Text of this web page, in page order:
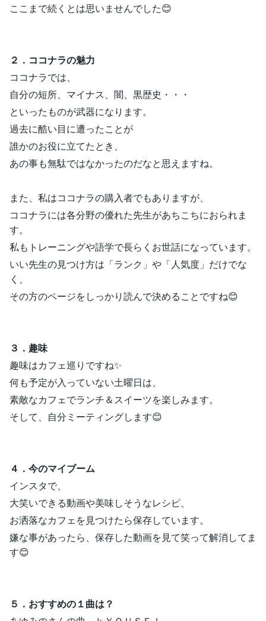
ここまで続くとは思いませんでした😊
２．ココナラの魅力
ココナラでは、
自分の短所、マイナス、闇、黒歴史・・・
といったものが武器になります。
過去に酷い目に遭ったことが
誰かのお役に立てたとき、
あの事も無駄ではなかったのだなと思えますね。
また、私はココナラの購入者でもありますが、
ココナラには各分野の優れた先生があちこちにおられま
す。
私もトレーニングや語学で長らくお世話になっています。
いい先生の見つけ方は「ランク」や「人気度」だけでな
く、
その方のページをしっかり読んで決めることですね😊
３．趣味
趣味はカフェ巡りですね✨
何も予定が入っていない土曜日は、
素敵なカフェでランチ＆スイーツを楽しみます。
そして、自分ミーティングします😊
４．今のマイブーム
インスタで、
大笑いできる動画や美味しそうなレシピ、
お洒落なカフェを見つけたら保存しています。
嫌な事があったら、保存した動画を見て笑って解消してま
す😊
５．おすすめの１曲は？